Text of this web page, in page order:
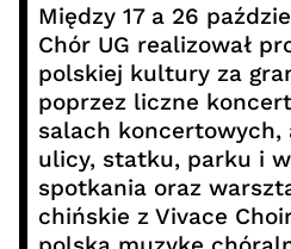
Między 17 a 26
Chór UG realizował
polskiej kultury za
poprzez liczne
salach koncertowych,
ulicy, statku, parku i
spotkania oraz
chińskie z Vivace